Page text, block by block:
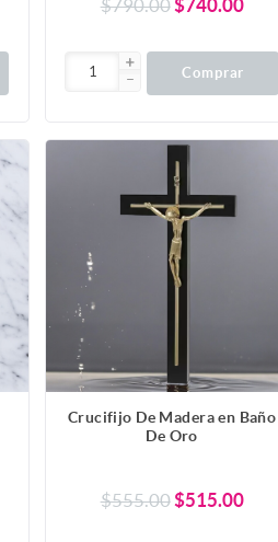
$790.00 $740.00
Comprar
Crucifijo De Madera en Baño
De Oro
$555.00$515.00